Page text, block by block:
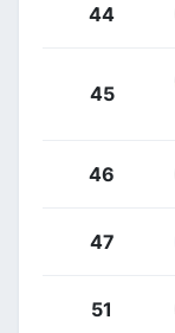
44
45
46
47
51